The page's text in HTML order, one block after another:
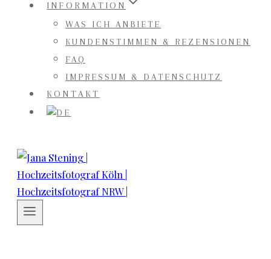
INFORMATION
WAS ICH ANBIETE
KUNDENSTIMMEN & REZENSIONEN
FAQ
IMPRESSUM & DATENSCHUTZ
KONTAKT